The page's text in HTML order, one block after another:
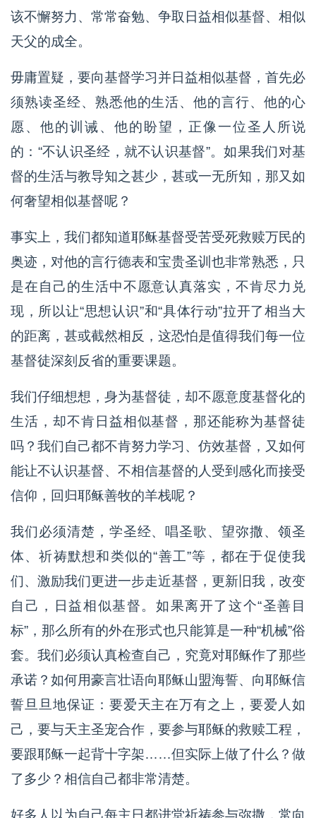
该不懈努力、常常奋勉、争取日益相似基督、相似
天父的成全。
毋庸置疑，要向基督学习并日益相似基督，首先必
须熟读圣经、熟悉他的生活、他的言行、他的心
愿、他的训诫、他的盼望，正像一位圣人所说
的：“不认识圣经，就不认识基督”。如果我们对基
督的生活与教导知之甚少，甚或一无所知，那又如
何奢望相似基督呢？
事实上，我们都知道耶稣基督受苦受死救赎万民的
奥迹，对他的言行德表和宝贵圣训也非常熟悉，只
是在自己的生活中不愿意认真落实，不肯尽力兑
现，所以让“思想认识”和“具体行动”拉开了相当大
的距离，甚或截然相反，这恐怕是值得我们每一位
基督徒深刻反省的重要课题。
我们仔细想想，身为基督徒，却不愿意度基督化的
生活，却不肯日益相似基督，那还能称为基督徒
吗？我们自己都不肯努力学习、仿效基督，又如何
能让不认识基督、不相信基督的人受到感化而接受
信仰，回归耶稣善牧的羊栈呢？
我们必须清楚，学圣经、唱圣歌、望弥撒、领圣
体、祈祷默想和类似的“善工”等，都在于促使我
们、激励我们更进一步走近基督，更新旧我，改变
自己，日益相似基督。如果离开了这个“圣善目
标”，那么所有的外在形式也只能算是一种“机械”俗
套。我们必须认真检查自己，究竟对耶稣作了那些
承诺？如何用豪言壮语向耶稣山盟海誓、向耶稣信
誓旦旦地保证：要爱天主在万有之上，要爱人如
己，要与天主圣宠合作，要参与耶稣的救赎工程，
要跟耶稣一起背十字架……但实际上做了什么？做
了多少？相信自己都非常清楚。
好多人以为自己每主日都进堂祈祷参与弥撒，常向